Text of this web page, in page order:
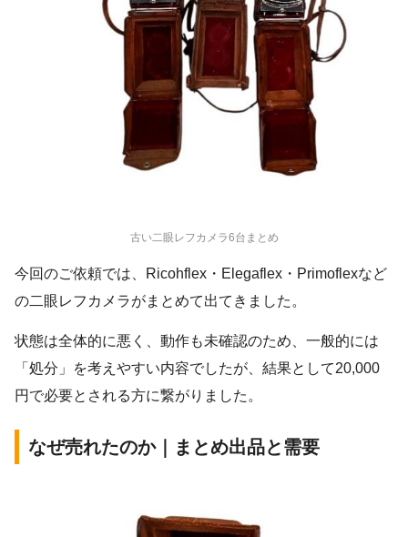
古い二眼レフカメラ6台まとめ
今回のご依頼では、Ricohflex・Elegaflex・Primoflexなど
の二眼レフカメラがまとめて出てきました。
状態は全体的に悪く、動作も未確認のため、一般的には
「処分」を考えやすい内容でしたが、結果として20,000
円で必要とされる方に繋がりました。
なぜ売れたのか｜まとめ出品と需要